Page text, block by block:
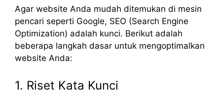
Agar website Anda mudah ditemukan di mesin
pencari seperti Google, SEO (Search Engine
Optimization) adalah kunci. Berikut adalah
beberapa langkah dasar untuk mengoptimalkan
website Anda:
1. Riset Kata Kunci